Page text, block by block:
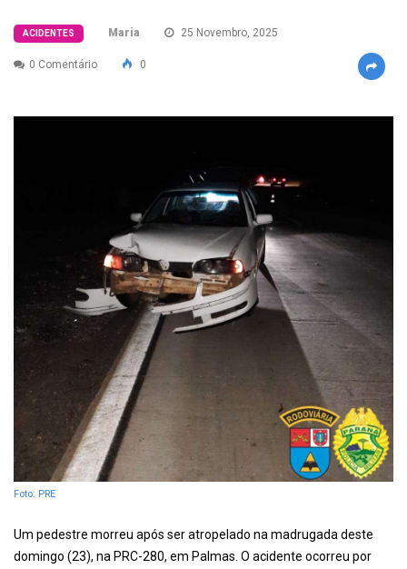
ACIDENTES Maria 25 Novembro, 2025
0 Comentário 0
Foto: PRE
Um pedestre morreu após ser atropelado na madrugada deste
domingo (23), na PRC-280, em Palmas. O acidente ocorreu por